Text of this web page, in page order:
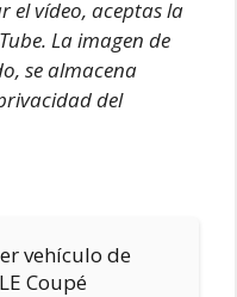
el vídeo, aceptas la
La imagen de
se almacena
del
vehículo de
Coupé